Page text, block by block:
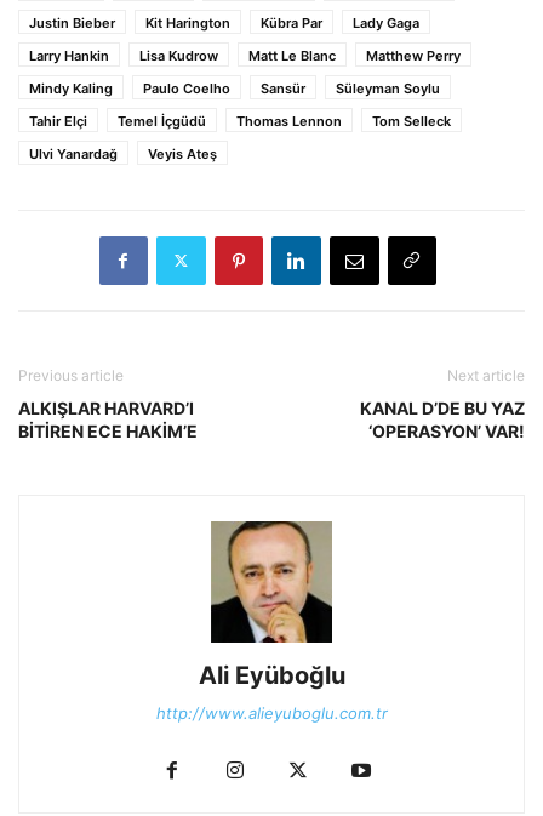
Justin Bieber
Kit Harington Kübra Par
Lady Gaga
Larry Hankin
Lisa Kudrow Matt Le Blanc
Matthew Perry
Mindy Kaling
Paulo Coelho Sansür
Süleyman Soylu
Tahir Elçi
Temel İçgüdü Thomas Lennon
Tom Selleck
Ulvi Yanardağ
Veyis Ateş
Previous article
ALKIŞLAR HARVARD’I
BİTİREN ECE HAKİM’E
Next article
KANAL D’DE BU YAZ
‘OPERASYON’ VAR!
Ali Eyüboğlu
http://www.alieyuboglu.com.tr